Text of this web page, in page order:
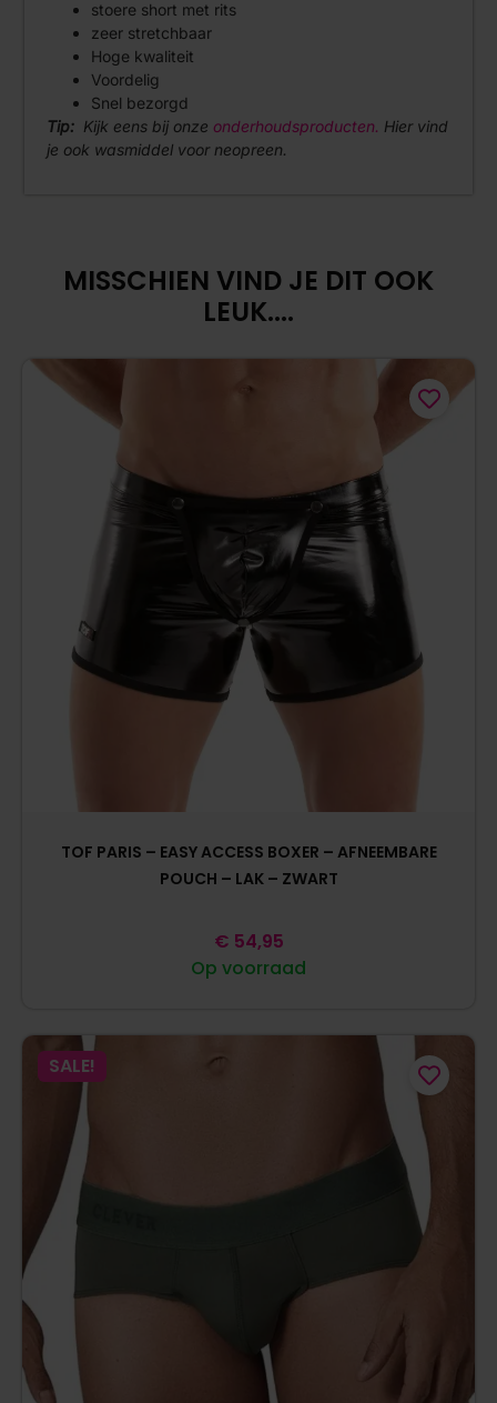
stoere short met rits
zeer stretchbaar
Hoge kwaliteit
Voordelig
Snel bezorgd
Tip: Kijk eens bij onze onderhoudsproducten. Hier vind
je ook wasmiddel voor neopreen.
MISSCHIEN VIND JE DIT OOK
LEUK....
TOF PARIS – EASY ACCESS BOXER – AFNEEMBARE
POUCH – LAK – ZWART
Op voorraad
€ 54,95
SALE!